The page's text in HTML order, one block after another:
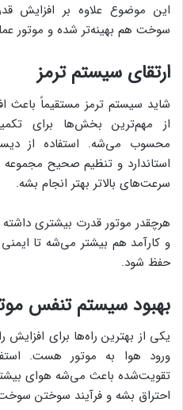
این موضوع علاوه بر افزایش
سوخت هم بهینه‌تر شده و موتور
ارتقای سیستم ترمز
شاید سیستم ترمز مستقیماً باعث
از مهم‌ترین بخش‌ها برای
محسوب می‌شه. استفاده از
استاندارد و تنظیم صحیح
سرعت‌های بالاتر بهتر انجام بشه.
هرچقدر موتور قدرت بیشتری
و کارآمد هم بیشتر می‌شه تا
حفظ شود.
بهبود سیستم تنفس
یکی از بهترین راه‌ها برای
ورود هوا به موتور هست.
تقویت‌شده باعث می‌شه هوای
احتراق بشه و فرآیند سوختن سوخت